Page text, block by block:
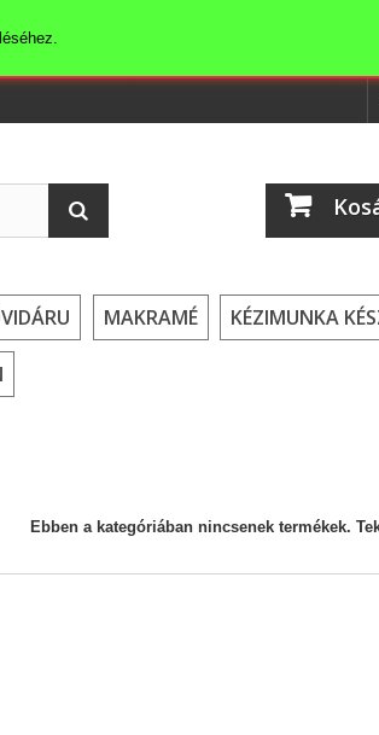
MAKRAMÉ KÉZIMUNKA
Ebben a kategóriában nincsenek termékek.